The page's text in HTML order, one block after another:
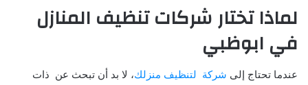
لماذا تختار شركات تنظيف المنازل
في ابوظبي
عندما تحتاج إلى شركة لتنظيف منزلك، لا بد أن تبحث عن ذات